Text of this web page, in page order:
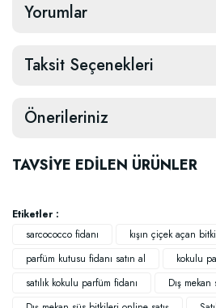
Yorumlar
Taksit Seçenekleri
Önerileriniz
TAVSİYE EDİLEN ÜRÜNLER
Etiketler :
sarcococco fidanı
kışın çiçek açan
parfüm kutusu fidanı satın al
kokulu
satılık kokulu parfüm fidanı
Dış mekan